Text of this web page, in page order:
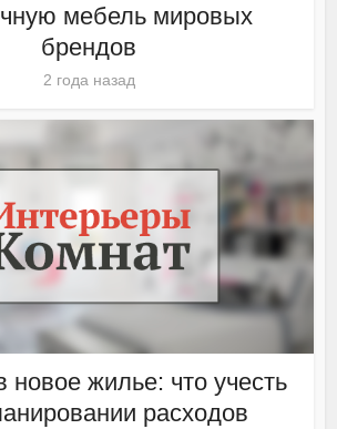
мебель мировых
брендов
2 года назад
новое жилье: что учесть
расходов